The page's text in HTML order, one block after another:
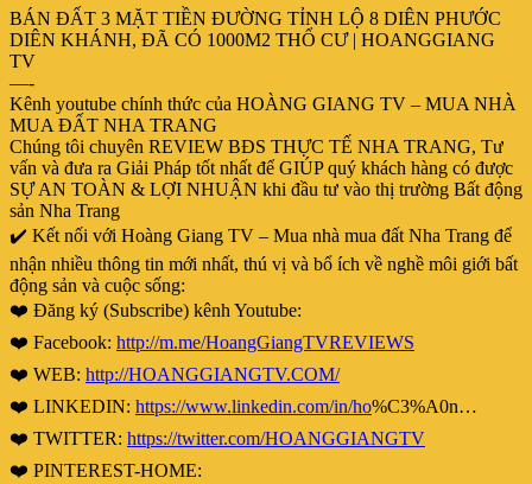
BÁN ĐẤT 3 MẶT TIỀN ĐƯỜNG TỈNH LỘ 8 DIÊN PHƯỚC
DIÊN KHÁNH, ĐÃ CÓ 1000M2 THỔ CƯ | HOANGGIANG
TV
—-
Kênh youtube chính thức của HOÀNG GIANG TV – MUA NHÀ
MUA ĐẤT NHA TRANG
Chúng tôi chuyên REVIEW BĐS THỰC TẾ NHA TRANG, Tư
vấn và đưa ra Giải Pháp tốt nhất để GIÚP quý khách hàng có được
SỰ AN TOÀN & LỢI NHUẬN khi đầu tư vào thị trường Bất động
sản Nha Trang
✔️ Kết nối với Hoàng Giang TV – Mua nhà mua đất Nha Trang để
nhận nhiều thông tin mới nhất, thú vị và bổ ích về nghề môi giới bất
động sản và cuộc sống:
❤️ Đăng ký (Subscribe) kênh Youtube:
❤️ Facebook: http://m.me/HoangGiangTVREVIEWS
❤️ WEB: http://HOANGGIANGTV.COM/
❤️ LINKEDIN: https://www.linkedin.com/in/ho%C3%A0n…
❤️ TWITTER: https://twitter.com/HOANGGIANGTV
❤️ PINTEREST-HOME: